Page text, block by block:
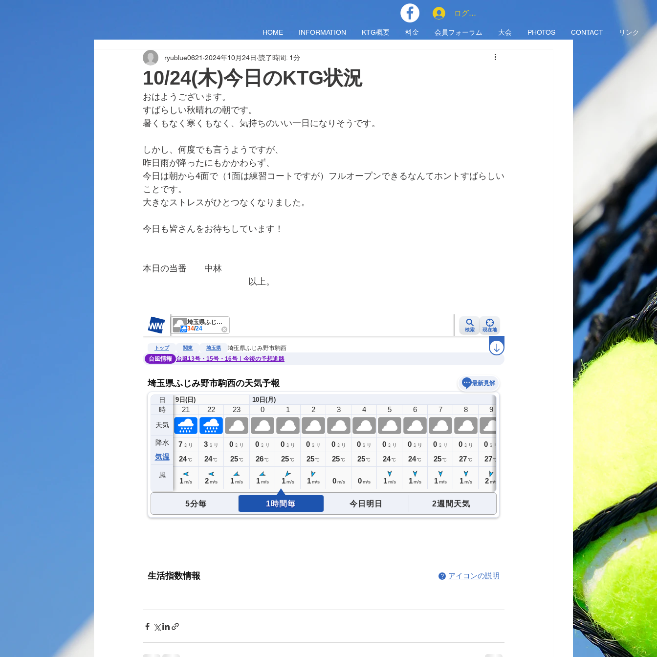
HOME INFORMATION KTG概要 料金 会員フォーラム 大会 PHOTOS CONTACT リンク
ログイン
10/24(木)今日のKTG状況
ryublue0621 2024年10月24日 読了時間: 1分
おはようございます。
すばらしい秋晴れの朝です。
暑くもなく寒くもなく、気持ちのいい一日になりそうです。
しかし、何度でも言うようですが、
昨日雨が降ったにもかかわらず、
今日は朝から4面で（1面は練習コートですが）フルオープンできるなんてホントすばらしい
ことです。
大きなストレスがひとつなくなりました。
今日も皆さんをお待ちしています！
本日の当番　　中林
以上。